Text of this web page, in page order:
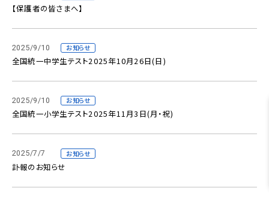
【保護者の皆さまへ】
2025/9/10 お知らせ
全国統一中学生テスト2025年10月26日(日)
2025/9/10 お知らせ
全国統一小学生テスト2025年11月3日(月・祝)
2025/7/7 お知らせ
訃報のお知らせ